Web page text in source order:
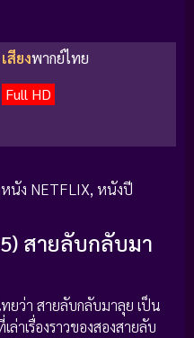
เสียงพากย์ไทย
Full HD
นัง NETFLIX, หนังปี
สายลับกลับมา
ยว่า สายลับกลับมาลุย เป็น
าเรื่องราวของสองสายลับ